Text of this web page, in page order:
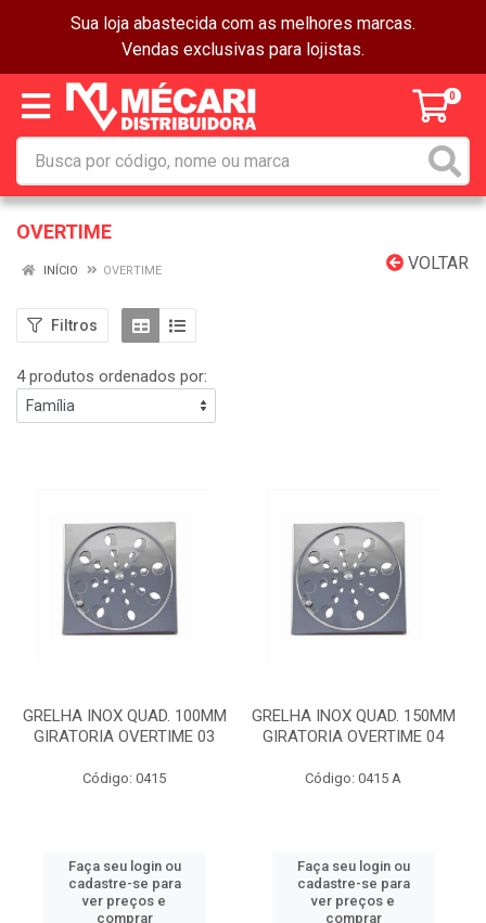
Sua loja abastecida com as melhores marcas.
Vendas exclusivas para lojistas.
0
OVERTIME
VOLTAR
INÍCIO OVERTIME
Filtros
4 produtos ordenados por:
GRELHA INOX QUAD. 100MM
GIRATORIA OVERTIME 03
Código: 0415
Faça seu login ou
cadastre-se para
ver preços e
comprar
GRELHA INOX QUAD. 150MM
GIRATORIA OVERTIME 04
Código: 0415 A
Faça seu login ou
cadastre-se para
ver preços e
comprar